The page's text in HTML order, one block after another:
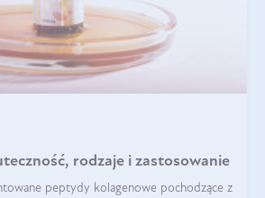
rodzaje i zastosowanie
peptydy kolagenowe pochodzące z